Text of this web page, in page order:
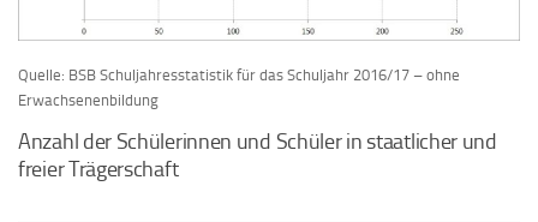
Quelle: BSB Schuljahresstatistik für das Schuljahr 2016/17 – ohne
Erwachsenenbildung
Anzahl der Schülerinnen und Schüler in staatlicher und
freier Trägerschaft